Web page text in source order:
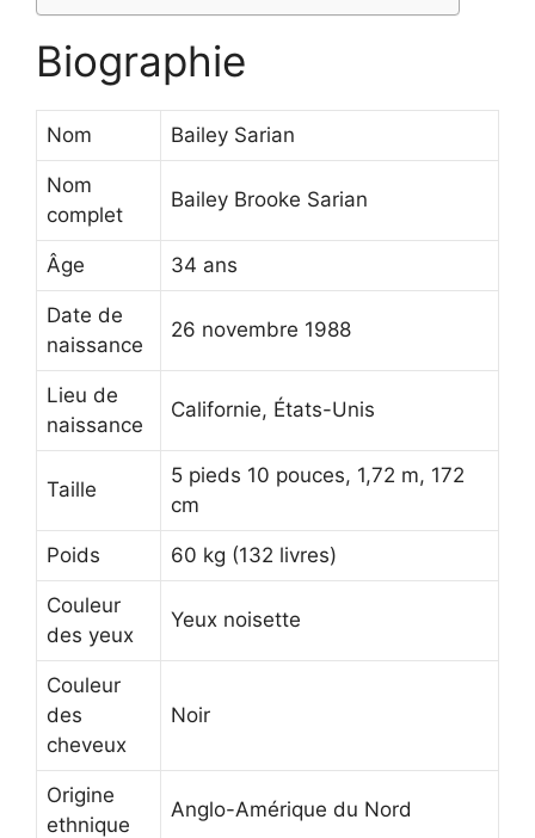
Biographie
Nom Bailey Sarian
Nom
complet
Bailey Brooke Sarian
Âge 34 ans
Date de
naissance
26 novembre 1988
Lieu de
naissance
Californie, États-Unis
Taille
5 pieds 10 pouces, 1,72 m, 172
cm
Poids 60 kg (132 livres)
Couleur
des yeux
Yeux noisette
Couleur
des
cheveux
Noir
Origine
ethnique
Anglo-Amérique du Nord